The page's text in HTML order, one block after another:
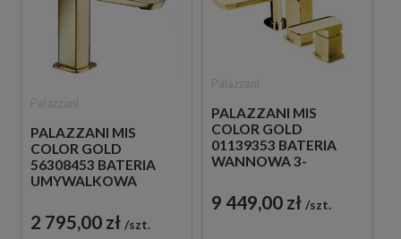
PALAZZANI MIS
COLOR GOLD
56308453 BATERIA
UMYWALKOWA
JEDNOUCHWYTOWA
ZŁOTA
2 795,00 zł szt.
PALAZZANI MIS
COLOR GOLD
01139353 BATERIA
WANNOWA 3-
9 449,00 zł szt.